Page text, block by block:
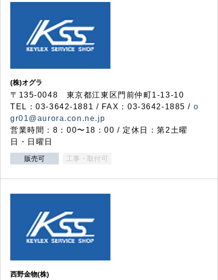
(株)オグラ
〒135-0048 東京都江東区門前仲町1-13-10
TEL：03-3642-1881 / FAX：03-3642-1885 / o
gr01@aurora.con.ne.jp
営業時間：8：00〜18：00 / 定休日：第2土曜
日・日曜日
販売可 工事・取付可
西野金物(株)